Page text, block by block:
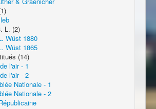
L. (2)
Wüst 1880
Wüst 1865
(14)
l'air - 1
l'air - 2
Nationale - 1
Nationale - 2